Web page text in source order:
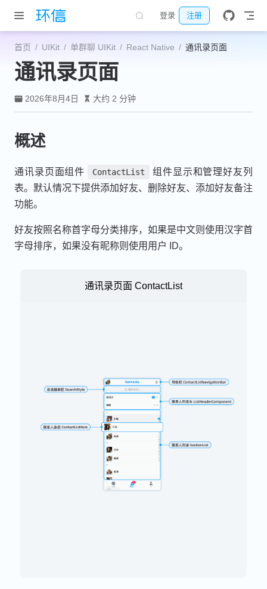
跳至主要內容
登录 注册
首页 UIKit 单群聊 UIKit React Native 通讯录页面
通讯录页面
2026年8月4日 大约 2 分钟
概述
通讯录页面组件 ContactList
组件显示和管理好友列
表。默认情况下提供添加好友、删除好友、添加好友备注
功能。
好友按照名称首字母分类排序，如果是中文则使用汉字首
字母排序，如果没有昵称则使用用户 ID。
通讯录页面 ContactList